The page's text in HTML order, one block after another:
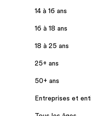
14 à 16 ans
16 à 18 ans
18 à 25 ans
25+ ans
50+ ans
Entreprises et